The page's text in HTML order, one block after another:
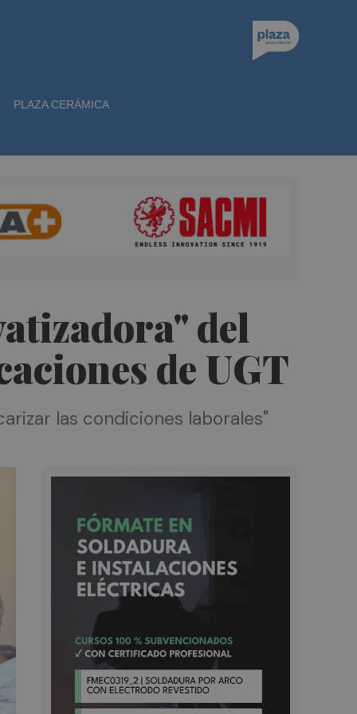
PLAZA CERÁMICA
del
de UGT
las condiciones laborales"